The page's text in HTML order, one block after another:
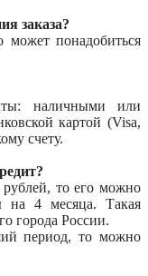
заказа?
может понадобиться
наличными или
картой (Visa,
счету.
то его можно
на 4 месяца. Такая
города России.
период, то можно